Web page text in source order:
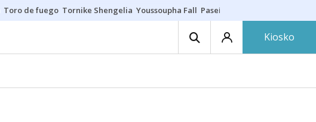
Toro de fuego Tornike Shengelia Youssoupha Fall Paseíllo único
Kiosko